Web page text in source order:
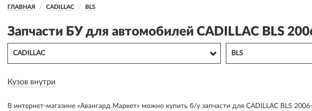
ГЛАВНАЯ CADILLAC BLS
Запчасти БУ для автомобилей CADILLAC BLS
CADILLAC BLS
Кузов внутри
В интернет-магазине «Авангард Маркет» можно купить б/у запчасти для CADILLAC BLS